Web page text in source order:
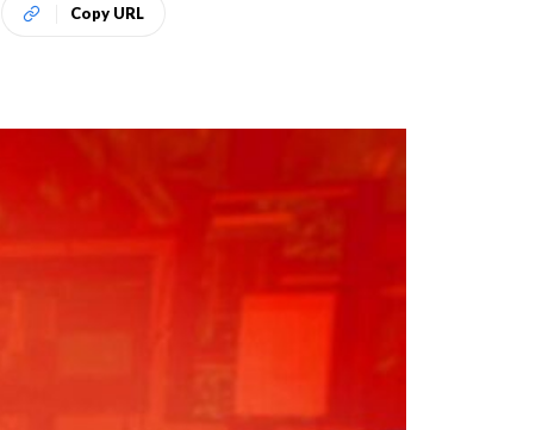
Copy URL